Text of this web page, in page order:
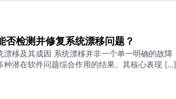
否检测并修复系统漂移问题？
漂移及其成因 系统漂移并非一个单一明确的故障
种潜在软件问题综合作用的结果。其核心表现 [...]